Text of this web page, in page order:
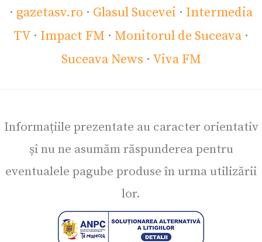
· gazetasv.ro · Glasul Sucevei · Intermedia
TV · Impact FM · Monitorul de Suceava ·
Suceava News · Viva FM
Informațiile prezentate au caracter orientativ
și nu ne asumăm răspunderea pentru
eventualele pagube produse în urma utilizării
lor.